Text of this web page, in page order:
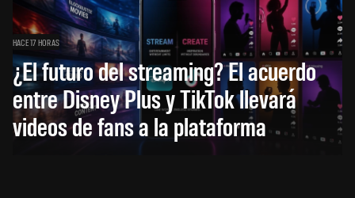
HACE 17 HORAS
¿El futuro del streaming? El acuerdo
entre Disney Plus y TikTok llevará
videos de fans a la plataforma